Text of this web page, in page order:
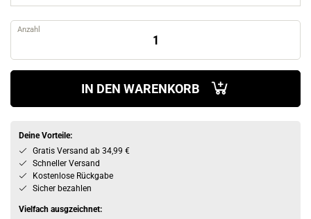
Anzahl
IN DEN WARENKORB
Deine Vorteile:
Gratis Versand ab 34,99 €
Schneller Versand
Kostenlose Rückgabe
Sicher bezahlen
Vielfach ausgzeichnet: